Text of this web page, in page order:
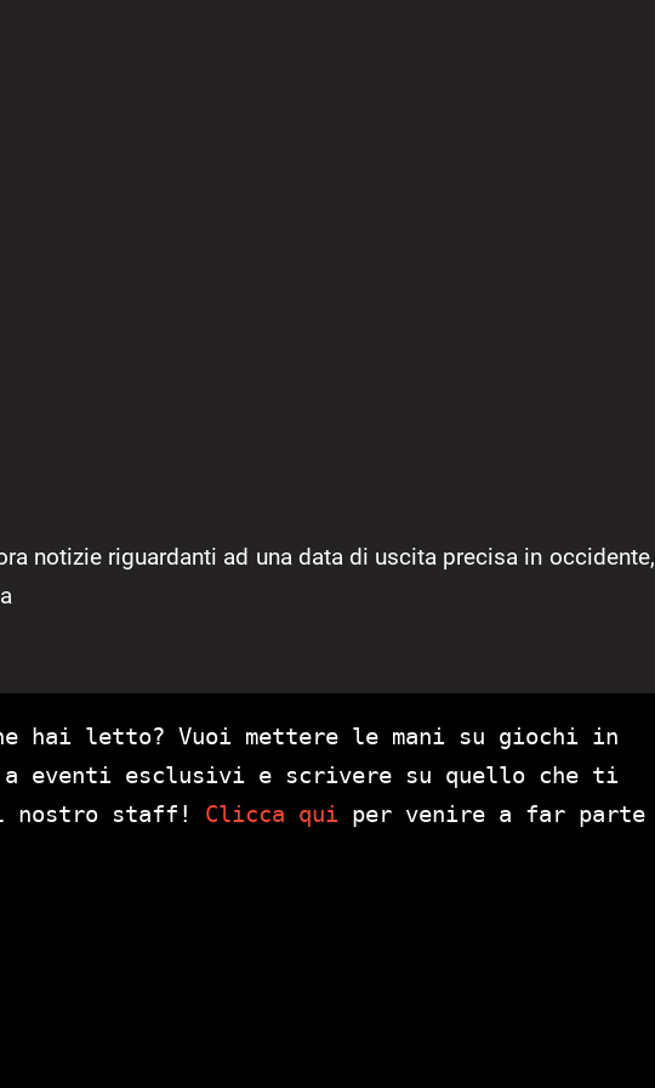
notizie riguardanti ad una data di uscita precisa in occidente,
hai letto? Vuoi mettere le mani su giochi in
a eventi esclusivi e scrivere su quello che ti
nostro staff! Clicca qui per venire a far parte